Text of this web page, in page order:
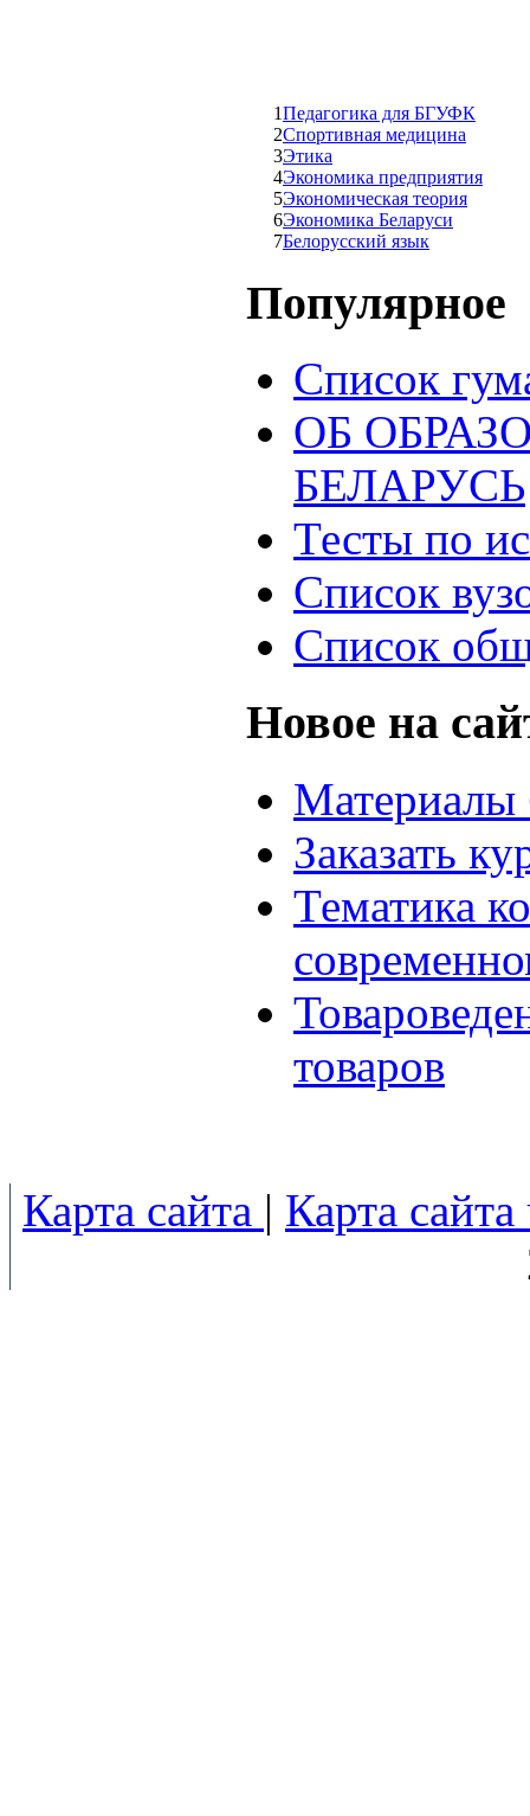
1Педагогика для БГУФК
2Спортивная медицина
3Этика
4Экономика предприятия
5Экономическая теория
6Экономика Беларуси
7Белорусский язык
Популярное
Список
ОБ
БЕЛАРУСЬ
Тесты по
Список
Список
Новое на
Материалы
Заказать
Тематика
товаров
Карта сайта | Карта сайта